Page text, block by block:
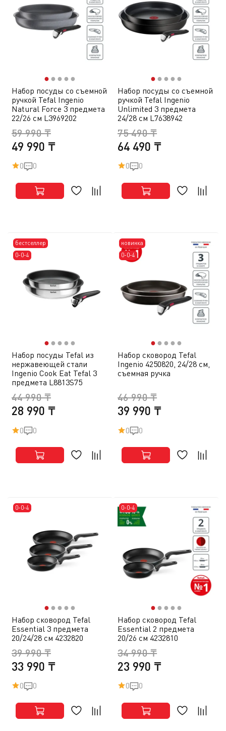
●● ● ● ●
Набор посуды со съемной
ручкой Tefal Ingenio
Natural Force 3 предмета
22/26 см L3969202
49 990 ₸
59 990 ₸
0 0
●● ● ● ●
Набор посуды со съемной
ручкой Tefal Ingenio
Unlimited 3 предмета
24/28 см L7638942
64 490 ₸
75 490 ₸
0 0
бестселлер
0-0-4
●● ● ● ●
Набор посуды Tefal из
нержавеющей стали
Ingenio Cook Eat Tefal 3
предмета L8813S75
28 990 ₸
44 990 ₸
0 0
новинка
0-0-4
●● ● ● ●
Набор сковород Tefal
Ingenio 4250820, 24/28 см,
съемная ручка
39 990 ₸
46 990 ₸
0 0
0-0-4
●● ● ● ●
Набор сковород Tefal
Essential 3 предмета
20/24/28 см 4232820
33 990 ₸
39 990 ₸
0 0
0-0-4
●● ● ● ●
Набор сковород Tefal
Essential 2 предмета
20/26 см 4232810
23 990 ₸
34 990 ₸
0 0